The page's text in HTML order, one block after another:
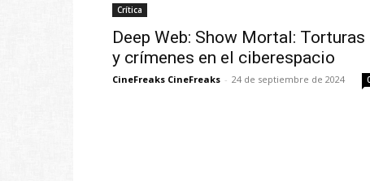
Crítica
Deep Web: Show Mortal: Torturas
y crímenes en el ciberespacio
CineFreaks CineFreaks - 24 de septiembre de 2024